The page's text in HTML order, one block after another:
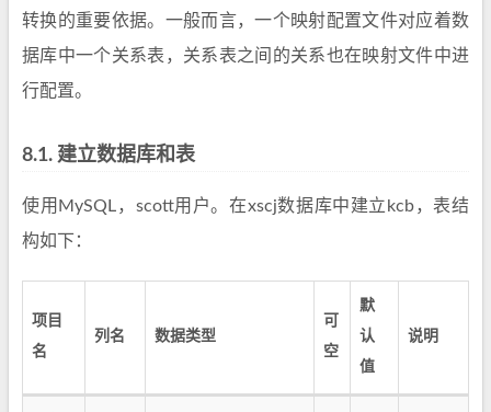
转换的重要依据。一般而言，一个映射配置文件对应着数
据库中一个关系表，关系表之间的关系也在映射文件中进
行配置。
8.1. 建立数据库和表
使用MySQL，scott用户。在xscj数据库中建立kcb，表结
构如下：
项目
名
列名 数据类型
可
空
默
认
值
说明